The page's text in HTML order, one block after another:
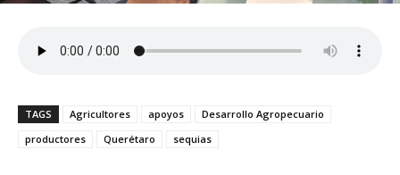
TAGS Agricultores apoyos
Desarrollo Agropecuario
productores
Querétaro sequias